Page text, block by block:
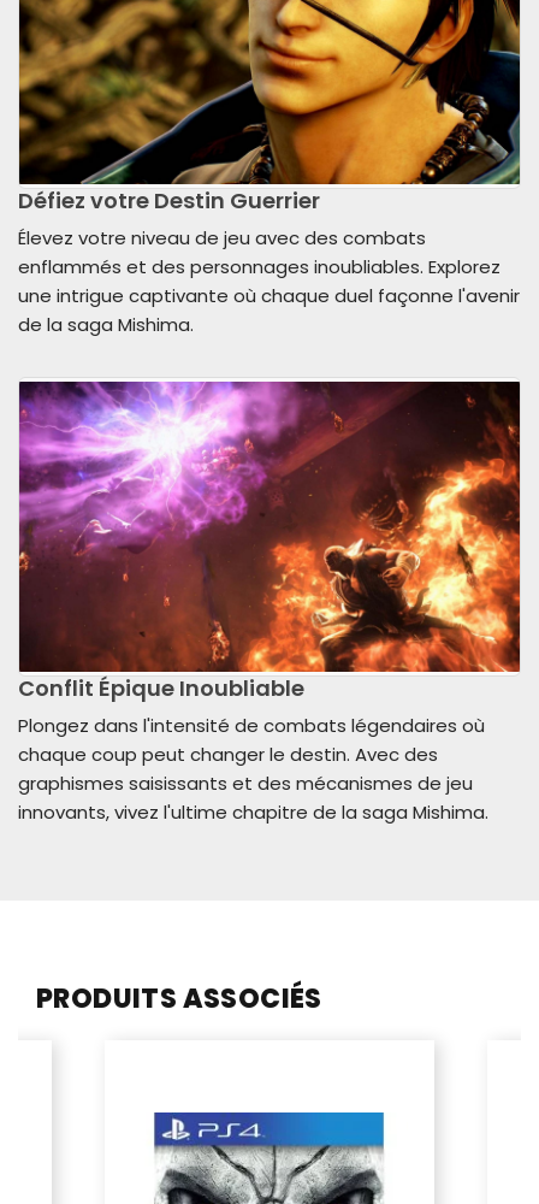
Défiez votre Destin Guerrier
Élevez votre niveau de jeu avec des combats
enflammés et des personnages inoubliables. Explorez
une intrigue captivante où chaque duel façonne l'avenir
de la saga Mishima.
Conflit Épique Inoubliable
Plongez dans l'intensité de combats légendaires où
chaque coup peut changer le destin. Avec des
graphismes saisissants et des mécanismes de jeu
innovants, vivez l'ultime chapitre de la saga Mishima.
PRODUITS ASSOCIÉS